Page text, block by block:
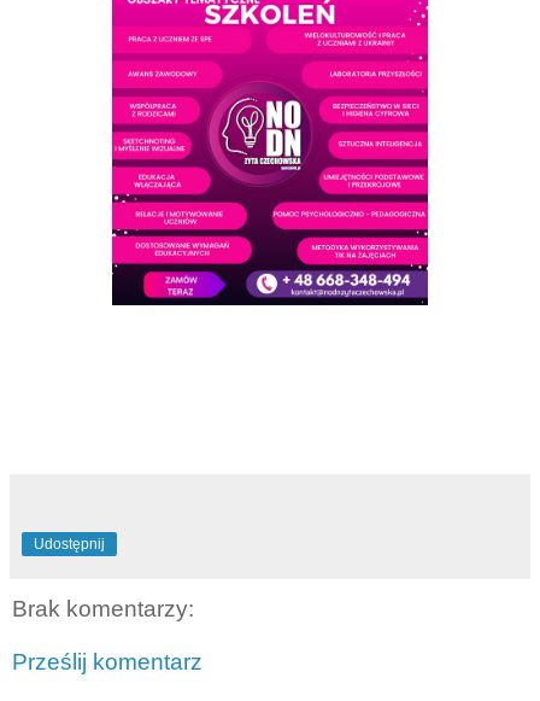
Udostępnij
Brak komentarzy:
Prześlij komentarz